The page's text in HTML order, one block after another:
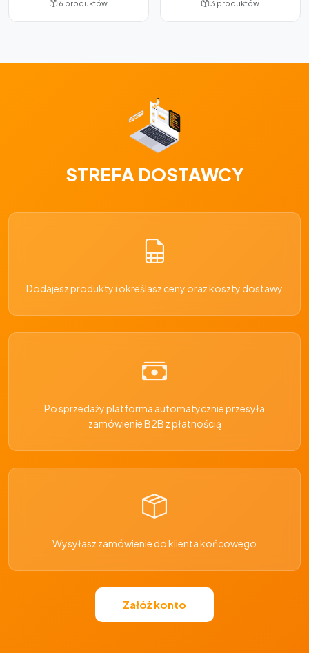
6 produktów 3 produktów
STREFA DOSTAWCY
Dodajesz produkty i określasz ceny oraz koszty dostawy
Po sprzedaży platforma automatycznie przesyła
zamówienie B2B z płatnością
Wysyłasz zamówienie do klienta końcowego
Załóż konto